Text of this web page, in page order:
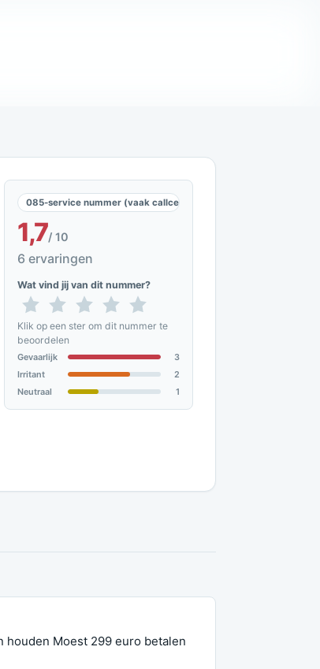
085-service nummer (vaak callcenters en telemarketing)
1,7/ 10
6 ervaringen
Wat vind jij van dit nummer?
Klik op een ster om dit nummer te
beoordelen
Gevaarlijk
3
Irritant
2
Neutraal
1
houden Moest 299 euro betalen